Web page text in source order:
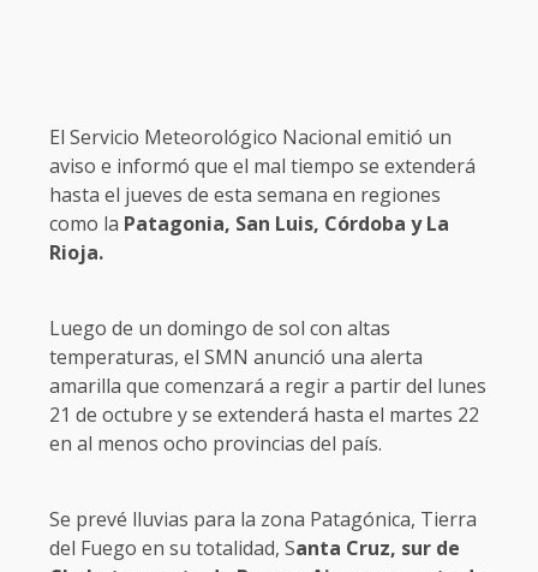
El Servicio Meteorológico Nacional emitió un
aviso e informó que el mal tiempo se extenderá
hasta el jueves de esta semana en regiones
como la Patagonia, San Luis, Córdoba y La
Rioja.
Luego de un domingo de sol con altas
temperaturas, el SMN anunció una alerta
amarilla que comenzará a regir a partir del lunes
21 de octubre y se extenderá hasta el martes 22
en al menos ocho provincias del país.
Se prevé lluvias para la zona Patagónica, Tierra
del Fuego en su totalidad, Santa Cruz, sur de